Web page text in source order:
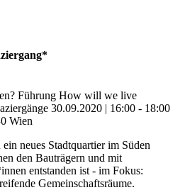
Führung How will we live
30.09.2020 | 16:00 - 18:00
Wien
neues Stadtquartier im Süden
den Bauträgern und mit
entstanden ist - im Fokus:
Gemeinschaftsräume.